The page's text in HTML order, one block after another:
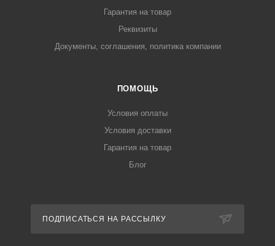
Гарантия на товар
Реквизиты
Документы, соглашения, политика компании
ПОМОЩЬ
Условия оплаты
Условия доставки
Гарантия на товар
Блог
ПОДПИСАТЬСЯ НА РАССЫЛКУ